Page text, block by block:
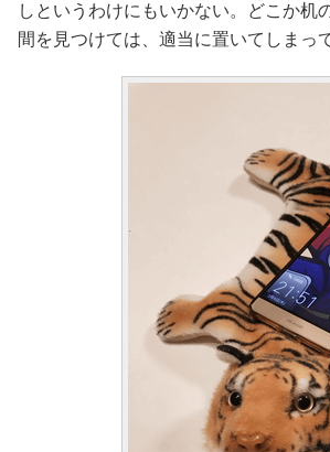
しというわけにもいかない。どこか机
間を見つけては、適当に置いてしまっ